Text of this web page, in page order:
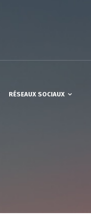
RÉSEAUX SOCIAUX